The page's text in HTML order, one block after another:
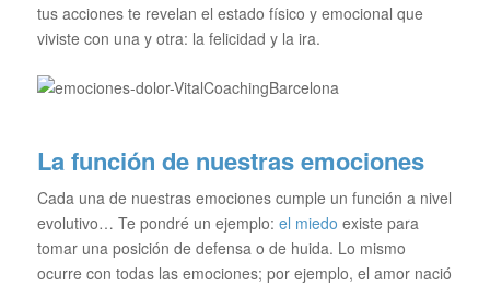
tus acciones te revelan el estado físico y emocional que
viviste con una y otra: la felicidad y la ira.
La función de nuestras emociones
Cada una de nuestras emociones cumple un función a nivel
evolutivo… Te pondré un ejemplo: el miedo existe para
tomar una posición de defensa o de huida. Lo mismo
ocurre con todas las emociones; por ejemplo, el amor nació